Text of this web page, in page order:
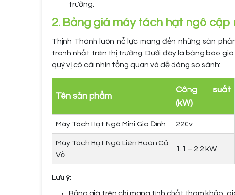
trường.
2. Bảng giá máy tách hạt ngô cập
Thịnh Thành luôn nỗ lực mang đến những sản
tranh nhất trên thị trường. Dưới đây là bảng báo
quý vị có cái nhìn tổng quan và dễ dàng so sánh:
Tên sản phẩm
Công suất
(kW)
Máy Tách Hạt Ngô Mini Gia Đình 220v
Máy Tách Hạt Ngô Liên Hoàn Cả
Vỏ
1.1 – 2.2 kW
Lưu ý:
Bảng giá trên chỉ mang tính chất tham khảo,